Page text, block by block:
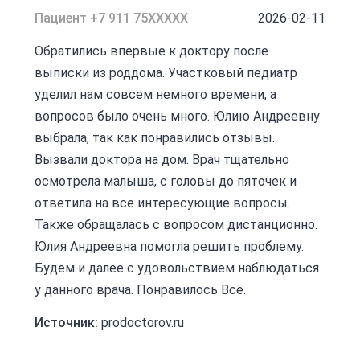
Пациент +7 911 75XXXXX 2026-02-11
Обратились впервые к доктору после
выписки из роддома. Участковый педиатр
уделил нам совсем немного времени, а
вопросов было очень много. Юлию Андреевну
выбрала, так как понравились отзывы.
Вызвали доктора на дом. Врач тщательно
осмотрела малыша, с головы до пяточек и
ответила на все интересующие вопросы.
Также обращалась с вопросом дистанционно.
Юлия Андреевна помогла решить проблему.
Будем и далее с удовольствием наблюдаться
у данного врача. Понравилось Всё.
Источник: prodoctorov.ru